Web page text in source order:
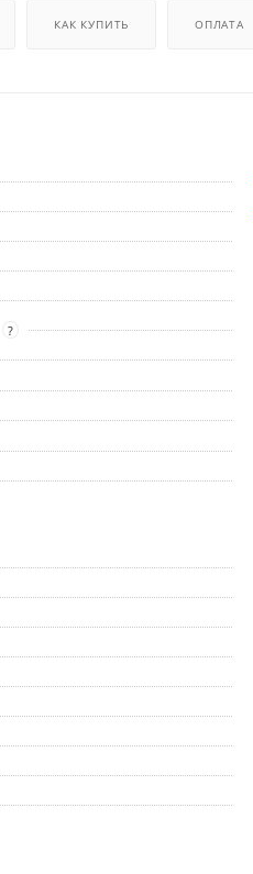
КАК КУПИТЬ ОПЛАТА
?